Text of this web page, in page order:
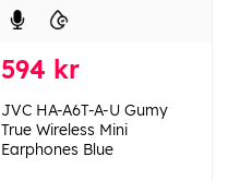
594 kr
JVC HA-A6T-A-U Gumy
True Wireless Mini
Earphones Blue